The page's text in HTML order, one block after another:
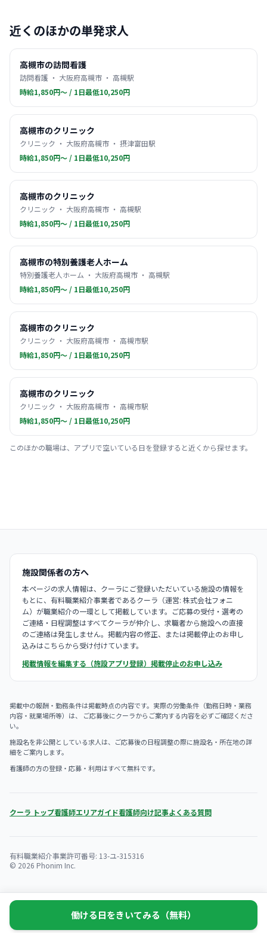
近くのほかの単発求人
高槻市の訪問看護
訪問看護 ・ 大阪府高槻市 ・ 高槻駅
時給1,850円〜 / 1日最低10,250円
高槻市のクリニック
クリニック ・ 大阪府高槻市 ・ 摂津富田駅
時給1,850円〜 / 1日最低10,250円
高槻市のクリニック
クリニック ・ 大阪府高槻市 ・ 高槻駅
時給1,850円〜 / 1日最低10,250円
高槻市の特別養護老人ホーム
特別養護老人ホーム ・ 大阪府高槻市 ・ 高槻駅
時給1,850円〜 / 1日最低10,250円
高槻市のクリニック
クリニック ・ 大阪府高槻市 ・ 高槻市駅
時給1,850円〜 / 1日最低10,250円
高槻市のクリニック
クリニック ・ 大阪府高槻市 ・ 高槻市駅
時給1,850円〜 / 1日最低10,250円
このほかの職場は、アプリで空いている日を登録すると近くから探せます。
施設関係者の方へ
本ページの求人情報は、クーラにご登録いただいている施設の情報を
もとに、有料職業紹介事業者であるクーラ（運営: 株式会社フォニ
ム）が職業紹介の一環として掲載しています。ご応募の受付・選考の
ご連絡・日程調整はすべてクーラが仲介し、求職者から施設への直接
のご連絡は発生しません。掲載内容の修正、または掲載停止のお申し
込みはこちらから受け付けています。
掲載情報を編集する（施設アプリ登録） 掲載停止のお申し込み
掲載中の報酬・勤務条件は掲載時点の内容です。実際の労働条件（勤務日時・業務
内容・就業場所等）は、 ご応募後にクーラからご案内する内容を必ずご確認くださ
い。
施設名を非公開としている求人は、ご応募後の日程調整の際に施設名・所在地の詳
細をご案内します。
看護師の方の登録・応募・利用はすべて無料です。
クーラ トップ看護師エリアガイド看護師向け記事よくある質問
有料職業紹介事業許可番号: 13-ユ-315316
© 2026 Phonim Inc.
働ける日をきいてみる（無料）